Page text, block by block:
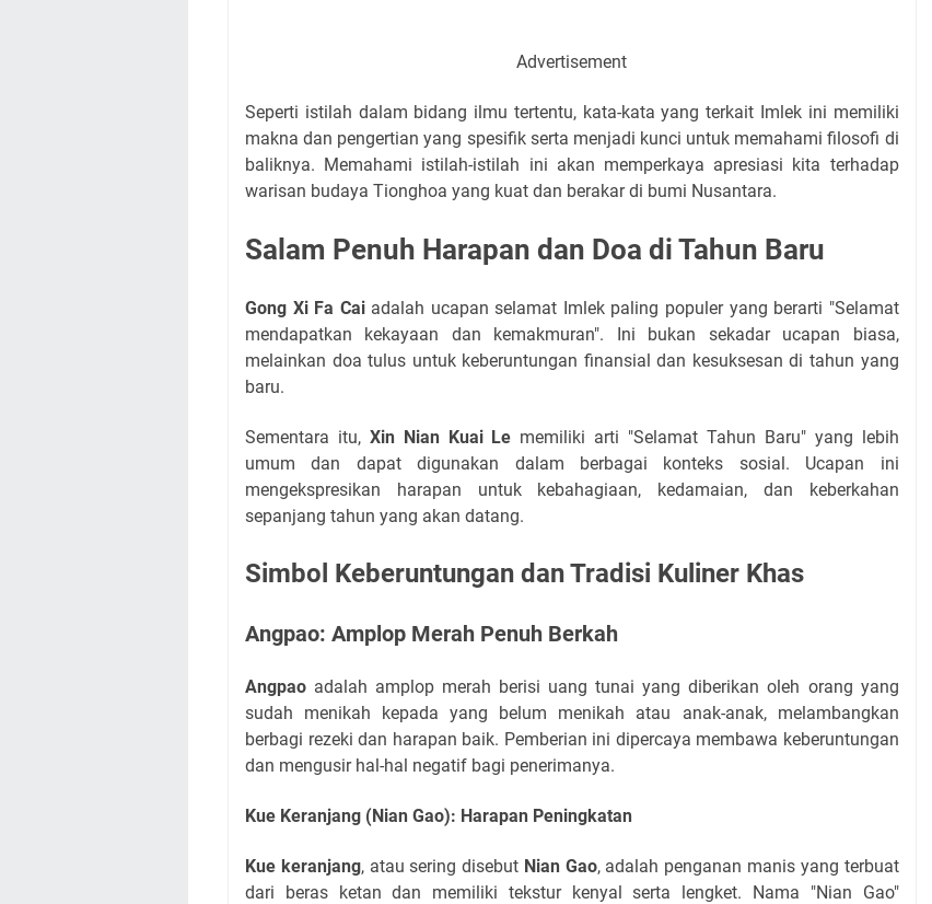
Advertisement
Seperti istilah dalam bidang ilmu tertentu, kata-kata yang terkait Imlek ini memiliki
makna dan pengertian yang spesifik serta menjadi kunci untuk memahami filosofi di
baliknya. Memahami istilah-istilah ini akan memperkaya apresiasi kita terhadap
warisan budaya Tionghoa yang kuat dan berakar di bumi Nusantara.
Salam Penuh Harapan dan Doa di Tahun Baru
Gong Xi Fa Caiadalah ucapan selamat Imlek paling populer yang berarti "Selamat
mendapatkan kekayaan dan kemakmuran". Ini bukan sekadar ucapan biasa,
melainkan doa tulus untuk keberuntungan finansial dan kesuksesan di tahun yang
baru.
Sementara itu, Xin Nian Kuai Le memiliki arti "Selamat Tahun Baru" yang lebih
umum dan dapat digunakan dalam berbagai konteks sosial. Ucapan ini
mengekspresikan harapan untuk kebahagiaan, kedamaian, dan keberkahan
sepanjang tahun yang akan datang.
Simbol Keberuntungan dan Tradisi Kuliner Khas
Angpao: Amplop Merah Penuh Berkah
Angpao adalah amplop merah berisi uang tunai yang diberikan oleh orang yang
sudah menikah kepada yang belum menikah atau anak-anak, melambangkan
berbagi rezeki dan harapan baik. Pemberian ini dipercaya membawa keberuntungan
dan mengusir hal-hal negatif bagi penerimanya.
Kue Keranjang (Nian Gao): Harapan Peningkatan
Kue keranjang, atau sering disebut Nian Gao, adalah penganan manis yang terbuat
dari beras ketan dan memiliki tekstur kenyal serta lengket. Nama "Nian Gao"